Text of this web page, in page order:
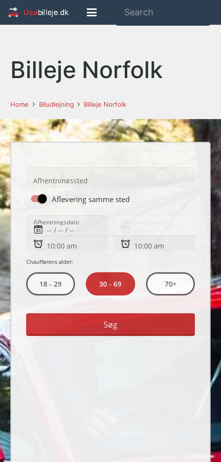
Billeje Norfolk
Home Biludlejning Billeje Norfolk
Afhentningssted
Aflevering samme sted
Afhentningsdato
Chaufførens alder:
18 - 29 30 - 69 70+
Søg